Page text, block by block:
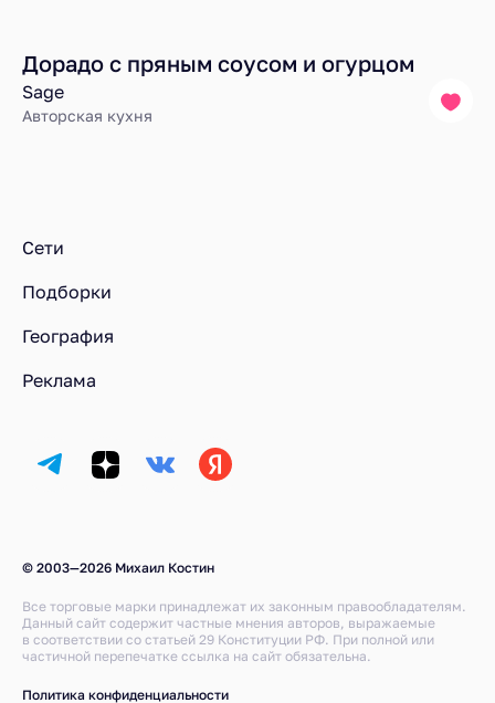
Дорадо с пряным соусом и огурцом
Sage
Авторская кухня
© 2003—2026 Михаил Костин
Все торговые марки принадлежат их законным правообладателям.
Данный сайт содержит частные мнения авторов, выражаемые
в соответствии со статьей 29 Конституции РФ. При полной или
частичной перепечатке ссылка на сайт обязательна.
Политика конфиденциальности
Сети
Подборки
География
Реклама